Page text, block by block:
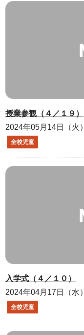
授業参観（４／１９）
2024年05月14日（火）
全校児童
入学式（４／１０）
2024年04月17日（水）
全校児童